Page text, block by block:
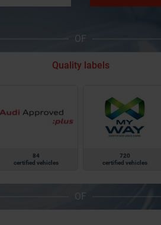
OF
Quality labels
84
certified vehicles
720
certified vehicles
OF